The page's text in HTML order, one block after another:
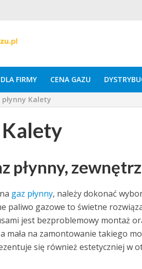
FIRMY CENA GAZU
płynny Kalety
Kalety
płynny,
gaz płynny, należy dokonać
paliwo gazowe to świetne
jest bezproblemowy montaż
mała na zamontowanie takiego
się również estetyczniej w